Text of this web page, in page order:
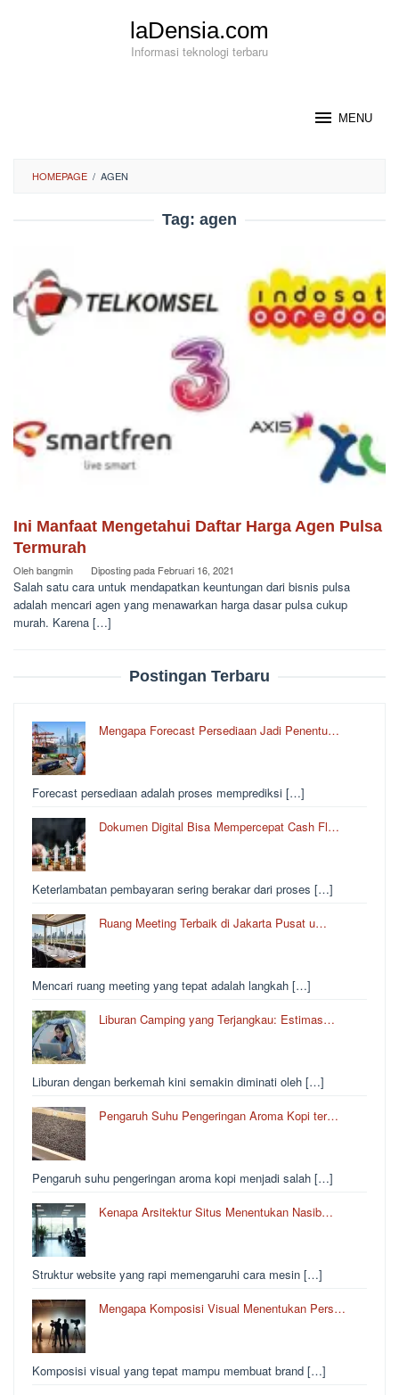
laDensia.com
Informasi teknologi terbaru
MENU
HOMEPAGE / AGEN
Tag: agen
Ini Manfaat Mengetahui Daftar Harga Agen Pulsa
Termurah
Olehbangmin Diposting pada Februari 16, 2021
Salah satu cara untuk mendapatkan keuntungan dari bisnis pulsa
adalah mencari agen yang menawarkan harga dasar pulsa cukup
murah. Karena […]
Postingan Terbaru
Mengapa Forecast Persediaan Jadi Penentu…
Forecast persediaan adalah proses memprediksi […]
Dokumen Digital Bisa Mempercepat Cash Fl…
Keterlambatan pembayaran sering berakar dari proses […]
Ruang Meeting Terbaik di Jakarta Pusat u…
Mencari ruang meeting yang tepat adalah langkah […]
Liburan Camping yang Terjangkau: Estimas…
Liburan dengan berkemah kini semakin diminati oleh […]
Pengaruh Suhu Pengeringan Aroma Kopi ter…
Pengaruh suhu pengeringan aroma kopi menjadi salah […]
Kenapa Arsitektur Situs Menentukan Nasib…
Struktur website yang rapi memengaruhi cara mesin […]
Mengapa Komposisi Visual Menentukan Pers…
Komposisi visual yang tepat mampu membuat brand […]